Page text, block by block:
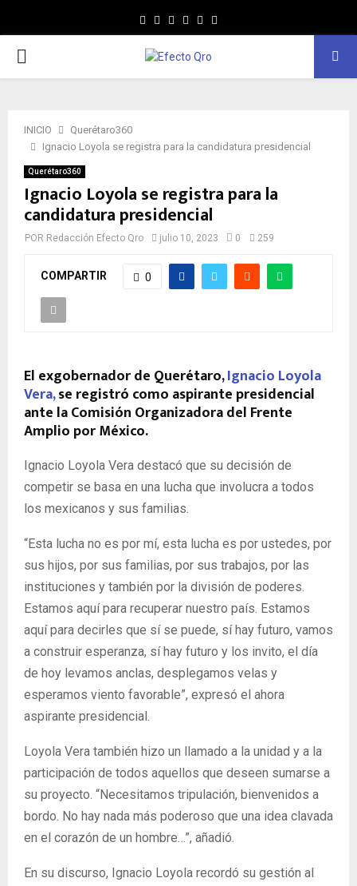
Facebook
TwitterInstagram
YoutubeWhatsapp
MENÚ
INICIO
Querétaro360
Ignacio Loyola se registra para la candidatura presidencial
Querétaro360
Ignacio Loyola se registra para la
candidatura presidencial
POR Redacción Efecto Qro julio 10, 2023 0 259
COMPARTIR 0
El exgobernador de Querétaro,Ignacio Loyola
Vera,se registró como aspirante presidencial
ante la Comisión Organizadora del Frente
Amplio por México.
Ignacio Loyola Vera destacó que su decisión de
competir se basa en una lucha que involucra a todos
los mexicanos y sus familias.
“Esta lucha no es por mí, esta lucha es por ustedes, por
sus hijos, por sus familias, por sus trabajos, por las
instituciones y también por la división de poderes.
Estamos aquí para recuperar nuestro país. Estamos
aquí para decirles que sí se puede, sí hay futuro, vamos
a construir esperanza, sí hay futuro y los invito, el día
de hoy levamos anclas, desplegamos velas y
esperamos viento favorable”, expresó el ahora
aspirante presidencial.
Loyola Vera también hizo un llamado a la unidad y a la
participación de todos aquellos que deseen sumarse a
su proyecto. “Necesitamos tripulación, bienvenidos a
bordo. No hay nada más poderoso que una idea clavada
en el corazón de un hombre…”, añadió.
En su discurso, Ignacio Loyola recordó su gestión al